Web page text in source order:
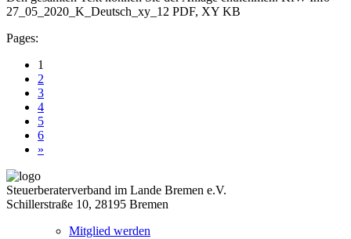
27_05_2020_K_Deutsch_xy_12 PDF, XY KB
Pages:
1
2
3
4
5
6
»
Steuerberaterverband im Lande Bremen e.V.
Schillerstraße 10, 28195 Bremen
Mitglied werden